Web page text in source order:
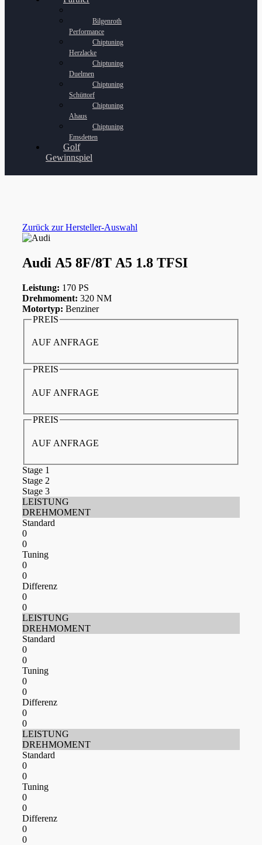
Bilgenroth
Performance
Chiptuning
Herzlacke
Chiptuning
Duelmen
Chiptuning
Schüttorf
Chiptuning
Ahaus
Chiptuning
Emsdetten
Golf
Gewinnspiel
Zurück zur Hersteller-Auswahl
Audi A5 8F/8T A5 1.8 TFSI
Leistung: 170 PS
Drehmoment: 320 NM
Motortyp: Benziner
PREIS
AUF ANFRAGE
PREIS
AUF ANFRAGE
PREIS
AUF ANFRAGE
Stage 1
Stage 2
Stage 3
LEISTUNG
DREHMOMENT
Standard
0
0
Tuning
0
0
Differenz
0
0
LEISTUNG
DREHMOMENT
Standard
0
0
Tuning
0
0
Differenz
0
0
LEISTUNG
DREHMOMENT
Standard
0
0
Tuning
0
0
Differenz
0
0